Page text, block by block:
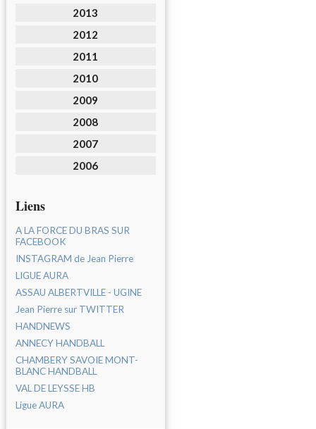
2013
2012
2011
2010
2009
2008
2007
2006
Liens
A LA FORCE DU BRAS SUR
FACEBOOK
INSTAGRAM de Jean Pierre
LIGUE AURA
ASSAU ALBERTVILLE - UGINE
Jean Pierre sur TWITTER
HANDNEWS
ANNECY HANDBALL
CHAMBERY SAVOIE MONT-
BLANC HANDBALL
VAL DE LEYSSE HB
Ligue AURA